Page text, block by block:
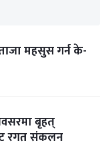
महसुस गर्न के-
बृहत्
रगत संकलन